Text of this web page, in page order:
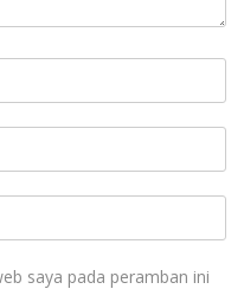
saya pada peramban ini